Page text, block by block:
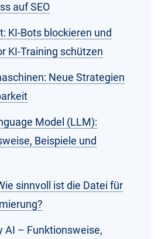
auf SEO
KI-Bots blockieren und
KI-Training schützen
Neue Strategien
Model (LLM):
Beispiele und
sinnvoll ist die Datei für
AI – Funktionsweise,